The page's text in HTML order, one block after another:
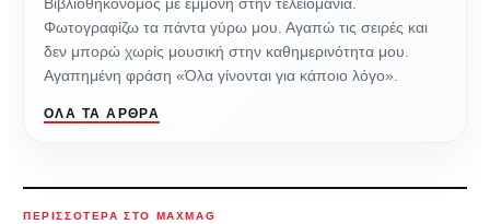
Βιβλιοθηκονόμος με εμμονή στην τελειομανία.
Φωτογραφίζω τα πάντα γύρω μου. Αγαπώ τις σειρές και
δεν μπορώ χωρίς μουσική στην καθημερινότητα μου.
Αγαπημένη φράση «Όλα γίνονται για κάποιο λόγο».
ΌΛΑ ΤΑ ΆΡΘΡΑ
ΠΕΡΙΣΣΌΤΕΡΑ ΣΤΟ MAXMAG